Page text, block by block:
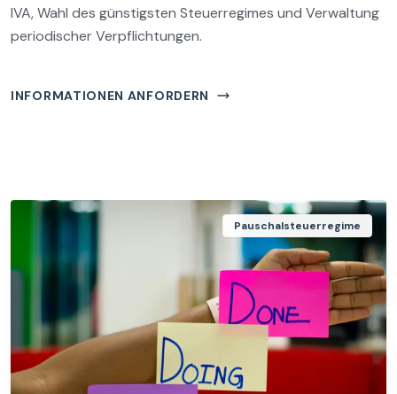
IVA, Wahl des günstigsten Steuerregimes und Verwaltung
periodischer Verpflichtungen.
INFORMATIONEN ANFORDERN
Pauschalsteuerregime